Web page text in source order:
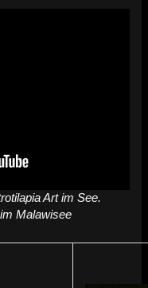
Art im See.
im Malawisee